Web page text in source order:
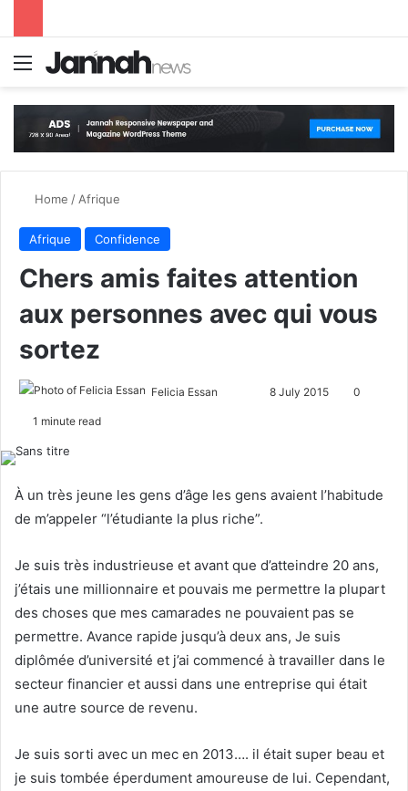
Menu
Home / Afrique
Afrique Confidence
Chers amis faites attention
aux personnes avec qui vous
sortez
Felicia Essan
w
o
X
n
e
a
i
l
8 July 2015 0
1 minute read
À un très jeune les gens d’âge les gens avaient l’habitude
de m’appeler “l’étudiante la plus riche”.
Je suis très industrieuse et avant que d’atteindre 20 ans,
j’étais une millionnaire et pouvais me permettre la plupart
des choses que mes camarades ne pouvaient pas se
permettre. Avance rapide jusqu’à deux ans, Je suis
diplômée d’université et j’ai commencé à travailler dans le
secteur financier et aussi dans une entreprise qui était
une autre source de revenu.
Je suis sorti avec un mec en 2013…. il était super beau et
je suis tombée éperdument amoureuse de lui. Cependant,